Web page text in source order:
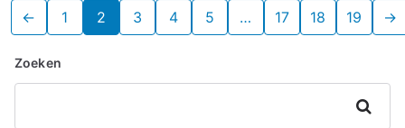
← 1 2 3 4 5 … 17 18 19 →
Zoeken
Zoeken